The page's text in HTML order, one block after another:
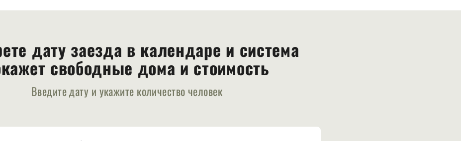
дату заезда в календаре и система
свободные дома и стоимость
Введите дату и укажите количество человек